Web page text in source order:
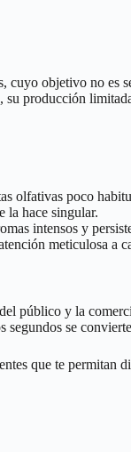
cuyo objetivo no
producción
olfativas poco
la hace singular.
intensos y
meticulosa a
público y la
se
que te permitan